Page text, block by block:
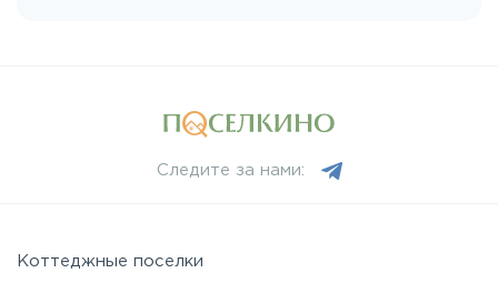
Следите за нами:
Коттеджные поселки